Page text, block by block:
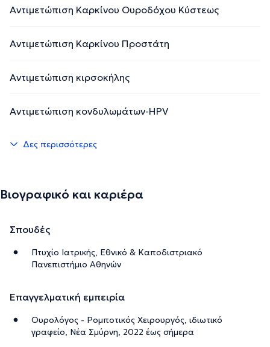
επαληθευμένες πληροφορίες.
Αντιμετώπιση Καρκίνου Ουροδόχου Κύστεως
Αντιμετώπιση Καρκίνου Προστάτη
Αντιμετώπιση κιρσοκήλης
Αντιμετώπιση κονδυλωμάτων-HPV
Δες περισσότερες
Βιογραφικό και καριέρα
Σπουδές
Πτυχίο Ιατρικής, Εθνικό & Καποδιστριακό
Πανεπιστήμιο Αθηνών
Επαγγελματική εμπειρία
Ουρολόγος - Ρομποτικός Χειρουργός, ιδιωτικό
γραφείο, Νέα Σμύρνη, 2022 έως σήμερα